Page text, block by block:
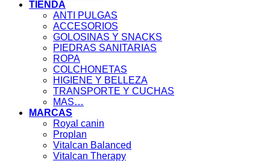
TIENDA
ANTI PULGAS
ACCESORIOS
GOLOSINAS Y SNACKS
PIEDRAS SANITARIAS
ROPA
COLCHONETAS
HIGIENE Y BELLEZA
TRANSPORTE Y CUCHAS
MAS…
MARCAS
Royal canin
Proplan
Vitalcan Balanced
Vitalcan Therapy